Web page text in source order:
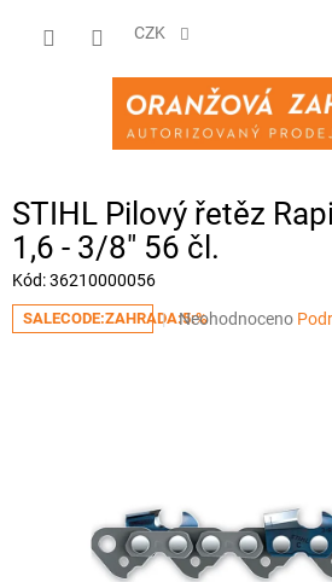
CZK
STIHL Pilový řetěz
1,6 - 3/8" 56 čl.
Kód:36210000056
SALECODE:ZAHRADA:5:%Průměrné
Neohodnoceno